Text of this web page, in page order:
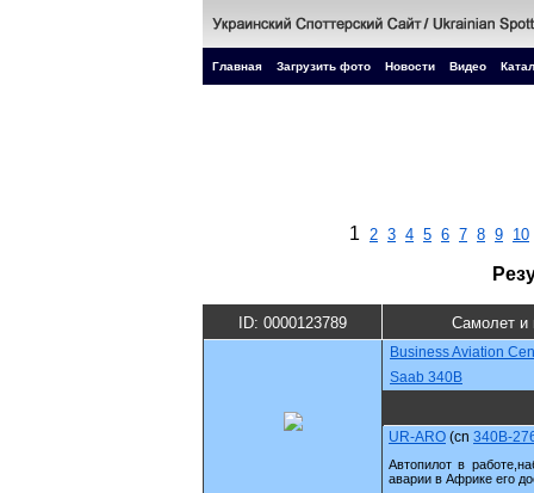
Главная Загрузить фото Новости Видео
1 2 3 4 5 6 7 8 9 10
ID: 0000123789 Самолет и
Business Aviation
Saab 340B
UR-ARO (cn 340B-
Автопилот в
аварии в Африке его